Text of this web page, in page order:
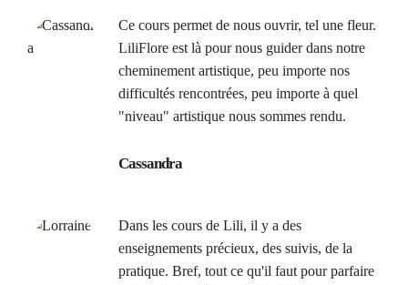
Ce cours permet de nous ouvrir, tel une fleur.
LiliFlore est là pour nous guider dans notre
cheminement artistique, peu importe nos
difficultés rencontrées, peu importe à quel
"niveau" artistique nous sommes rendu.
Cassandra
Dans les cours de Lili, il y a des
enseignements précieux, des suivis, de la
pratique. Bref, tout ce qu'il faut pour parfaire